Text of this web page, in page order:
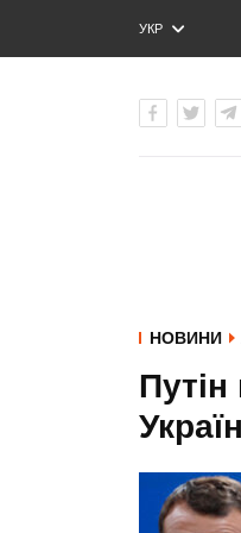
УКР
ENG
НОВИНИ